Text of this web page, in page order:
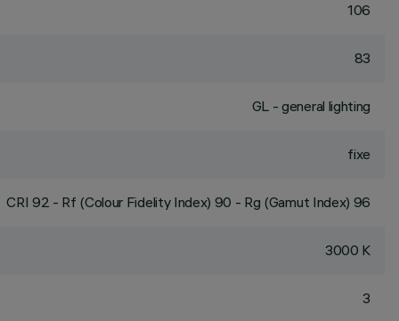
106
83
GL - general lighting
fixe
CRI 92 - Rf (Colour Fidelity Index) 90 - Rg (Gamut Index) 96
3000 K
3